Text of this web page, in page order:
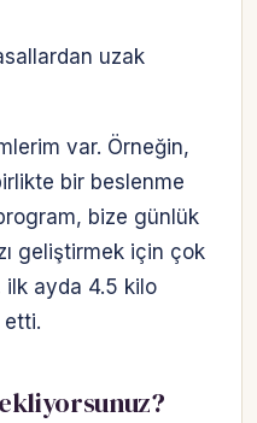
uzak
var. Örneğin,
bir beslenme
bize günlük
geliştirmek için çok
ilk ayda 4.5 kilo
etti.